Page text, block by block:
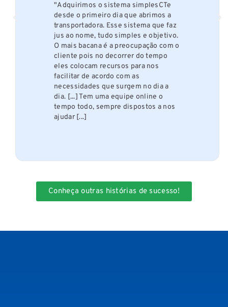
"Adquirimos o sistema simplesCTe
desde o primeiro dia que abrimos a
transportadora. Esse sistema que faz
jus ao nome, tudo simples e objetivo.
O mais bacana é a preocupação com o
cliente pois no decorrer do tempo
eles colocam recursos para nos
facilitar de acordo com as
necessidades que surgem no dia a
dia. [...] Tem uma equipe online o
tempo todo, sempre dispostos a nos
ajudar [...]
Conheça outras histórias de sucesso!